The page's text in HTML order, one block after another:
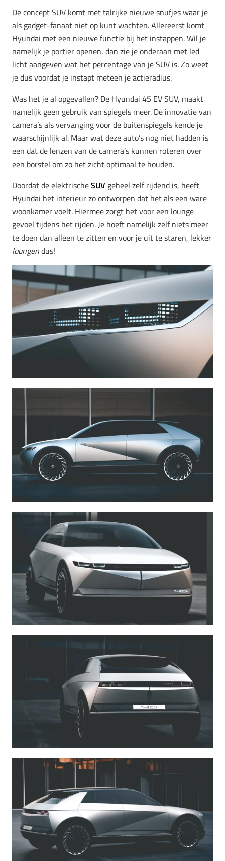
De concept SUV komt met talrijke nieuwe snufjes waar je
als gadget-fanaat niet op kunt wachten. Allereerst komt
Hyundai met een nieuwe functie bij het instappen. Wil je
namelijk je portier openen, dan zie je onderaan met led
licht aangeven wat het percentage van je SUV is. Zo weet
je dus voordat je instapt meteen je actieradius.
Was het je al opgevallen? De Hyundai 45 EV SUV, maakt
namelijk geen gebruik van spiegels meer. De innovatie van
camera’s als vervanging voor de buitenspiegels kende je
waarschijnlijk al. Maar wat deze auto’s nog niet hadden is
een dat de lenzen van de camera’s kunnen roteren over
een borstel om zo het zicht optimaal te houden.
Doordat de elektrischeSUV geheel zelf rijdend is, heeft
Hyundai het interieur zo ontworpen dat het als een ware
woonkamer voelt. Hiermee zorgt het voor een lounge
gevoel tijdens het rijden. Je hoeft namelijk zelf niets meer
te doen dan alleen te zitten en voor je uit te staren, lekker
loungendus!